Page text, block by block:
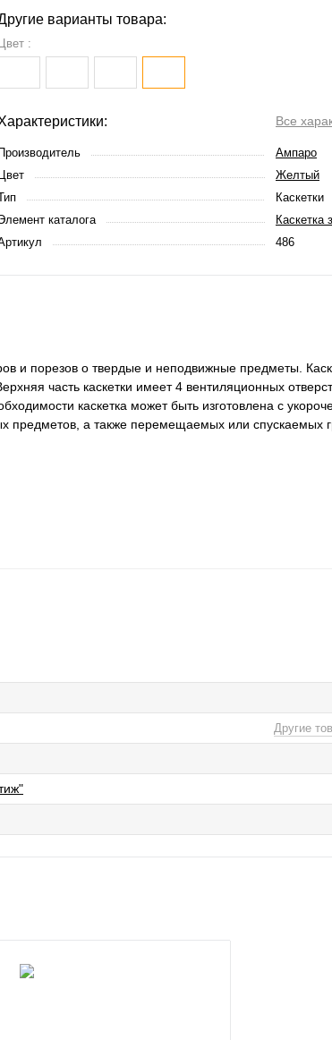
варианты товара:
Цвет :
Все
Производитель
Ампаро
Цвет
Желтый
Каскетки
каталога
Каскетка
486
и порезов о твердые и неподвижные предметы.
часть каскетки имеет 4 вентиляционных
каскетка может быть изготовлена с
предметов, а также перемещаемых или спускаемых
Другие